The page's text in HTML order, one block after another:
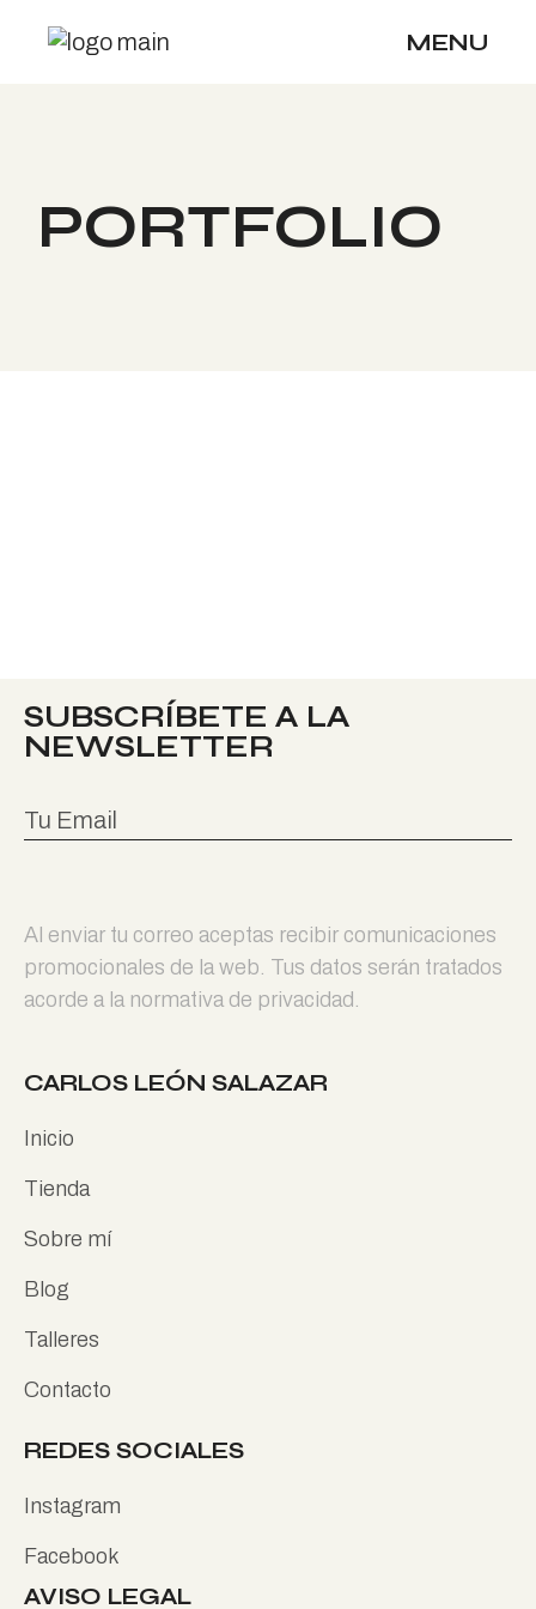
MENU
PORTFOLIO
SUBSCRÍBETE A LA
NEWSLETTER
Al enviar tu correo aceptas recibir comunicaciones
promocionales de la web. Tus datos serán tratados
acorde a la normativa de privacidad.
CARLOS LEÓN SALAZAR
Inicio
Tienda
Sobre mí
Blog
Talleres
Contacto
REDES SOCIALES
Instagram
Facebook
AVISO LEGAL